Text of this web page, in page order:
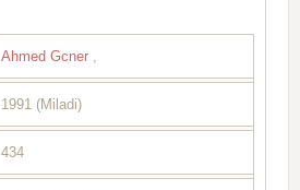
Ahmed Gcner
1991 (Miladi)
434